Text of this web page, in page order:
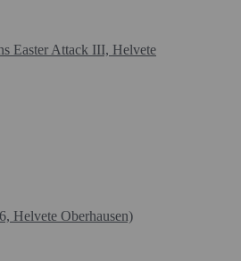
Easter Attack III, Helvete
Helvete Oberhausen)